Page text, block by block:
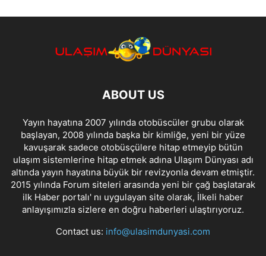
ABOUT US
Yayın hayatına 2007 yılında otobüscüler grubu olarak
başlayan, 2008 yılında başka bir kimliğe, yeni bir yüze
kavuşarak sadece otobüsçülere hitap etmeyip bütün
ulaşım sistemlerine hitap etmek adına Ulaşım Dünyası adı
altında yayın hayatına büyük bir revizyonla devam etmiştir.
2015 yılında Forum siteleri arasında yeni bir çağ başlatarak
ilk Haber portalı' nı uygulayan site olarak, İlkeli haber
anlayışımızla sizlere en doğru haberleri ulaştırıyoruz.
Contact us: info@ulasimdunyasi.com